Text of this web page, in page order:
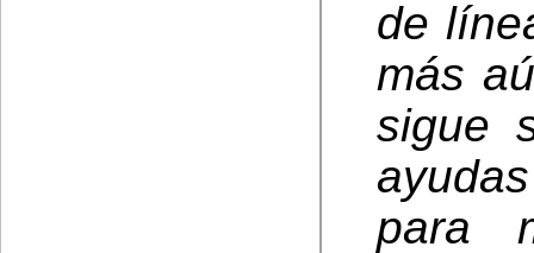
de
más
sigue
para